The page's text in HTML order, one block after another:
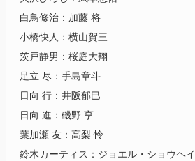
白鳥修治：加藤 将
小橋快人：横山賀三
茨戸静男：桜庭大翔
足立 尽：手島章斗
日向 行：井阪郁巳
日向 進：磯野 亨
葉加瀬 友：高梨 怜
鈴木カーティス：ジョエル・ショウヘイ